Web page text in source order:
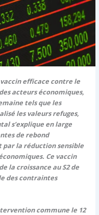
efficace contre le
acteurs économiques,
tels que les
les valeurs refuges,
s’explique en large
de rebond
par la réduction sensible
Ce vaccin
la croissance au S2 de
des contraintes
commune le 12